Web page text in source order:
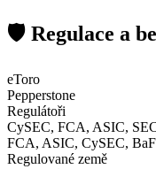
🛡️ Regulace a
eToro
Pepperstone
Regulátoři
CySEC, FCA, ASIC,
FCA, ASIC, CySEC,
Regulované země